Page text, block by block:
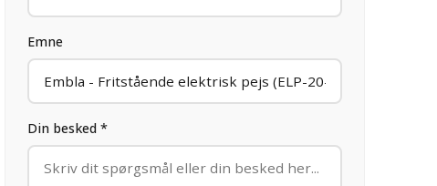
Emne
Din besked *